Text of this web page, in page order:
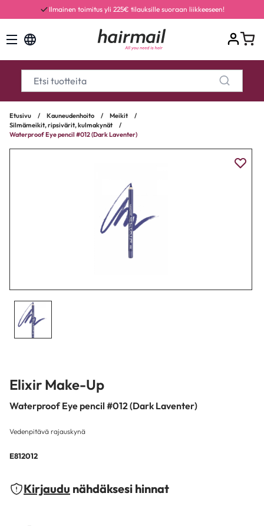
Ilmainen toimitus yli 225€ tilauksille suoraan liikkeeseen!
Etusivu / Kauneudenhoito / Meikit
/
Silmämeikit, ripsivärit, kulmakynät
/
Waterproof Eye pencil #012 (Dark Laventer)
Elixir Make-Up
Waterproof Eye pencil #012 (Dark Laventer)
Vedenpitävä rajauskynä
E812012
Kirjaudu nähdäksesi hinnat